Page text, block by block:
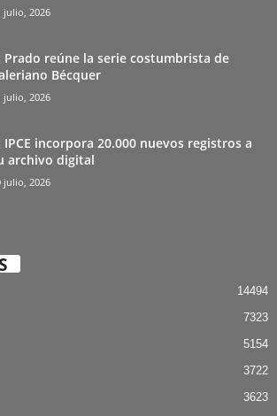
julio, 2026
Prado reúne la serie costumbrista de
Bécquer
julio, 2026
IPCE incorpora 20.000 nuevos registros a
archivo digital
julio, 2026
14494
7323
5154
3722
3623